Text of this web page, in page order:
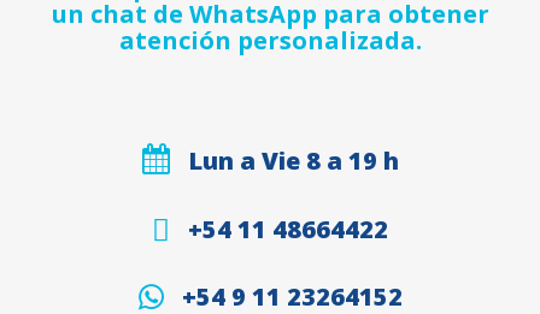
un chat de WhatsApp para obtener
atención personalizada.
Lun a Vie 8 a 19 h
+54 11 48664422
+54 9 11 23264152